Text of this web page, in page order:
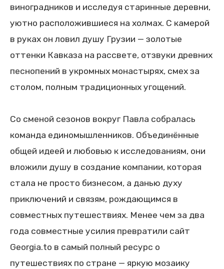
виноградников и исследуя старинные деревни,
уютно расположившиеся на холмах. С камерой
в руках он ловил душу Грузии — золотые
оттенки Кавказа на рассвете, отзвуки древних
песнопений в укромных монастырях, смех за
столом, полным традиционных угощений.
Со сменой сезонов вокруг Павла собралась
команда единомышленников. Объединённые
общей идеей и любовью к исследованиям, они
вложили душу в создание компании, которая
стала не просто бизнесом, а данью духу
приключений и связям, рождающимся в
совместных путешествиях. Менее чем за два
года совместные усилия превратили сайт
Georgia.to в самый полный ресурс о
путешествиях по стране — яркую мозаику